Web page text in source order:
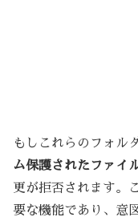
もしこれらのフォル
ム保護されたファイ
更が拒否されます。
要な機能であり、意